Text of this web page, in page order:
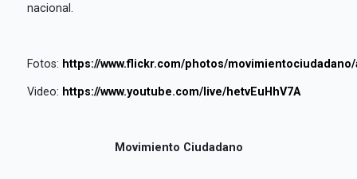
nacional.
Fotos: https://www.flickr.com/photos/movimientociudadano/
Video: https://www.youtube.com/live/hetvEuHhV7A
Movimiento Ciudadano